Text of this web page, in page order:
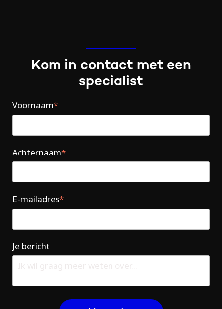
Kom in contact met een
specialist
Voornaam*
Achternaam*
E-mailadres*
Je bericht